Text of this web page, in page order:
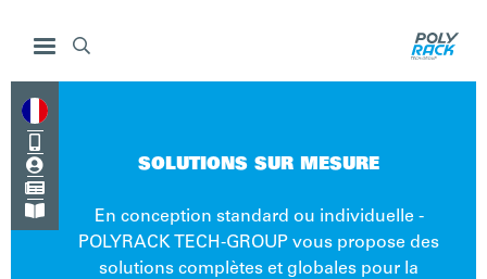




SOLUTIONS SUR MESURE
En conception standard ou individuelle -
POLYRACK TECH-GROUP vous propose des
solutions complètes et globales pour la